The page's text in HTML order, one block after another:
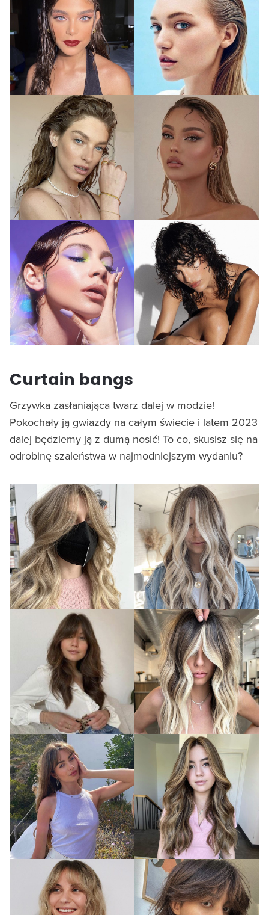
Curtain bangs
Grzywka zasłaniająca twarz dalej w modzie!
Pokochały ją gwiazdy na całym świecie i latem 2023
dalej będziemy ją z dumą nosić! To co, skusisz się na
odrobinę szaleństwa w najmodniejszym wydaniu?